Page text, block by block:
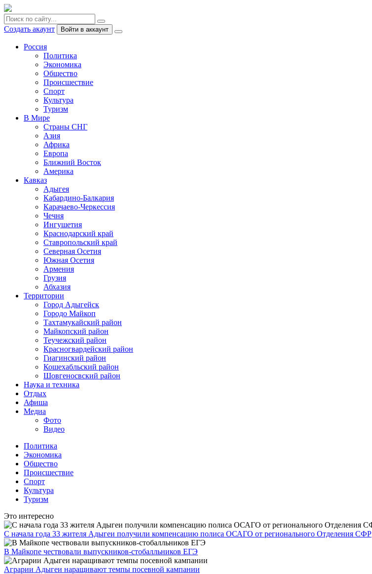
Создать акаунт Войти в аккаунт
Россия
Политика
Экономика
Общество
Происшествие
Спорт
Культура
Туризм
В Мире
Страны СНГ
Азия
Африка
Европа
Ближний Восток
Америка
Кавказ
Адыгея
Кабардино-Балкария
Карачаево-Черкессия
Чечня
Ингушетия
Краснодарский край
Ставропольский край
Северная Осетия
Южная Осетия
Армения
Грузия
Абхазия
Территории
Город Адыгейск
Городо Майкоп
Тахтамукайский район
Майкопский район
Теучежский район
Красногвардейский район
Гиагинский район
Кошехабльский район
Шовгеносвский район
Наука и техника
Отдых
Афиша
Медиа
Фото
Видео
Политика
Экономика
Общество
Происшествие
Спорт
Культура
Туризм
Это интересно
С начала года 33 жителя Адыгеи получили компенсацию полиса ОСАГО от регионального Отделения СФР
В Майкопе чествовали выпускников-стобалльников ЕГЭ
Аграрии Адыгеи наращивают темпы посевной кампании